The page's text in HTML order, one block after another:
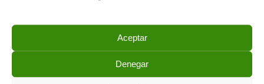
Aceptar
Denegar